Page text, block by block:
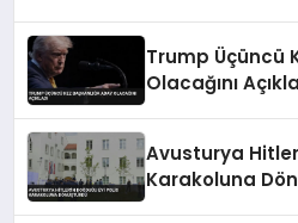
Trump Üçüncü
Olacağını
Avusturya
Karakoluna